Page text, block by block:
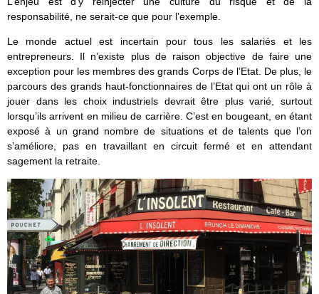
responsabilité, ne serait-ce que pour l’exemple.
Le monde actuel est incertain pour tous les salariés et les
entrepreneurs. Il n’existe plus de raison objective de faire une
exception pour les membres des grands Corps de l’Etat. De plus, le
parcours des grands haut-fonctionnaires de l’Etat qui ont un rôle à
jouer dans les choix industriels devrait être plus varié, surtout
lorsqu’ils arrivent en milieu de carrière. C’est en bougeant, en étant
exposé à un grand nombre de situations et de talents que l’on
s’améliore, pas en travaillant en circuit fermé et en attendant
sagement la retraite.